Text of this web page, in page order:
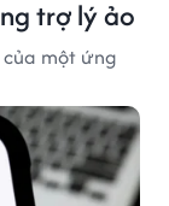
trợ lý ảo
một ứng